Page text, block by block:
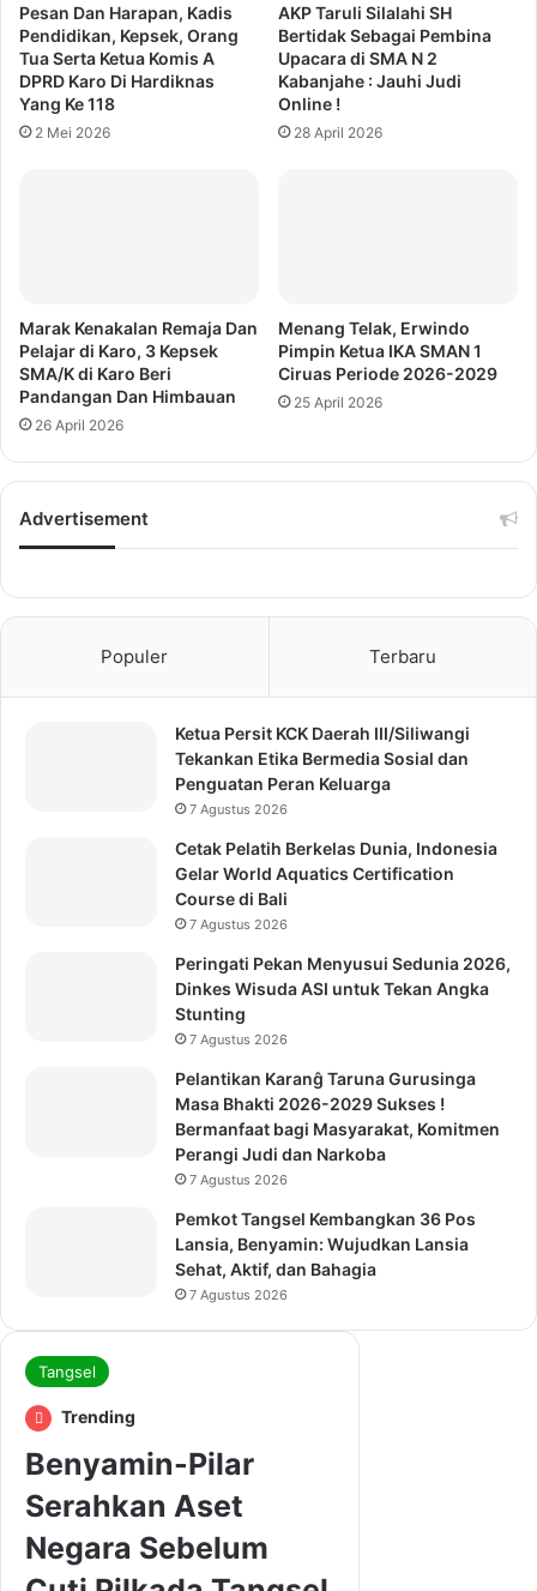
Pesan Dan Harapan, Kadis
Pendidikan, Kepsek, Orang
Tua Serta Ketua Komis A
DPRD Karo Di Hardiknas
Yang Ke 118
2 Mei 2026
AKP Taruli Silalahi SH
Bertidak Sebagai Pembina
Upacara di SMA N 2
Kabanjahe : Jauhi Judi
Online !
28 April 2026
Marak Kenakalan Remaja Dan
Pelajar di Karo, 3 Kepsek
SMA/K di Karo Beri
Pandangan Dan Himbauan
26 April 2026
Menang Telak, Erwindo
Pimpin Ketua IKA SMAN 1
Ciruas Periode 2026-2029
25 April 2026
Advertisement
Populer Terbaru
Ketua Persit KCK Daerah III/Siliwangi
Tekankan Etika Bermedia Sosial dan
Penguatan Peran Keluarga
7 Agustus 2026
Cetak Pelatih Berkelas Dunia, Indonesia
Gelar World Aquatics Certification
Course di Bali
7 Agustus 2026
Peringati Pekan Menyusui Sedunia 2026,
Dinkes Wisuda ASI untuk Tekan Angka
Stunting
7 Agustus 2026
Pelantikan Karanĝ Taruna Gurusinga
Masa Bhakti 2026-2029 Sukses !
Bermanfaat bagi Masyarakat, Komitmen
Perangi Judi dan Narkoba
7 Agustus 2026
Pemkot Tangsel Kembangkan 36 Pos
Lansia, Benyamin: Wujudkan Lansia
Sehat, Aktif, dan Bahagia
7 Agustus 2026